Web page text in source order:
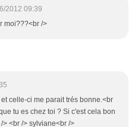
2012 09:39
moi???<br />
celle-ci me parait trés bonne.<br
tu es chez toi ? Si c'est cela bon
> <br /> sylviane<br />